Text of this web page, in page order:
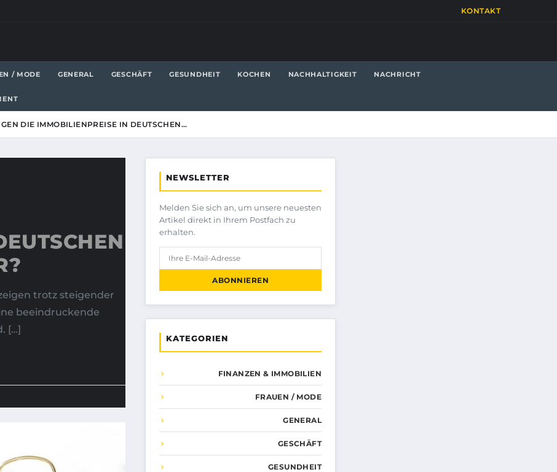
KONTAKT
/ MODE GENERAL GESCHÄFT GESUNDHEIT KOCHEN NACHHALTIGKEIT NACHRICHT
DIE IMMOBILIENPREISE IN DEUTSCHEN…
trotz steigender
beeindruckende
[…]
NEWSLETTER
Melden Sie sich an, um unsere neuesten
Artikel direkt in Ihrem Postfach zu
erhalten.
ABONNIEREN
KATEGORIEN
FINANZEN & IMMOBILIEN
FRAUEN / MODE
GENERAL
GESCHÄFT
GESUNDHEIT